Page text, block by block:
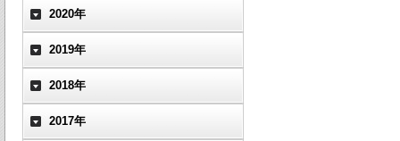
2020年
2019年
2018年
2017年